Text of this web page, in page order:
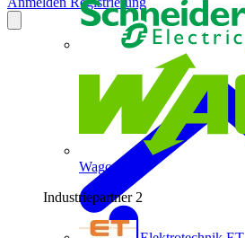
Wago
Industriepartner 2